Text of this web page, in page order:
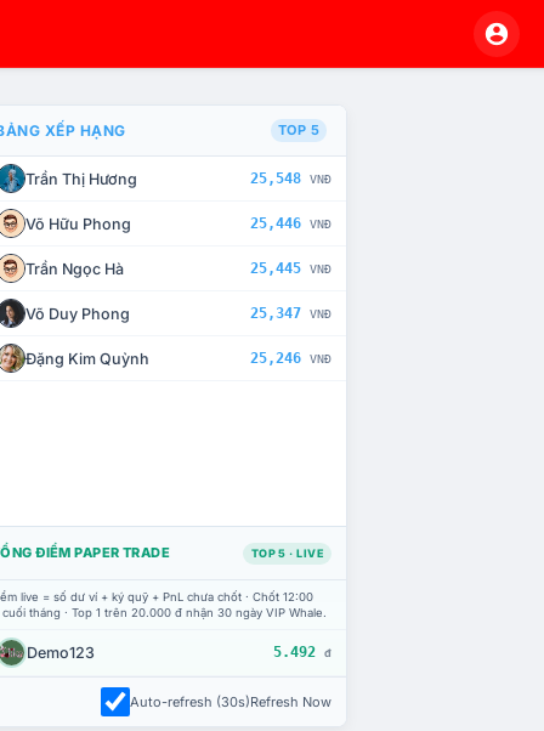
CHẾ TÀI XỬ LÝ VI PHẠM
XẾP HẠNG TOP 5
Trần Thị Hương 25,548 VNĐ
Võ Hữu Phong 25,446 VNĐ
Trần Ngọc Hà 25,445 VNĐ
Võ Duy Phong 25,347 VNĐ
Đặng Kim Quỳnh 25,246 VNĐ
ĐIỂM PAPER TRADE TOP 5 · LIVE
live = số dư ví + ký quỹ + PnL chưa chốt · Chốt 12:00
tháng · Top 1 trên 20.000 đ nhận 30 ngày VIP Whale.
Demo123 5.492 đ
Auto-refresh (30s)Refresh Now